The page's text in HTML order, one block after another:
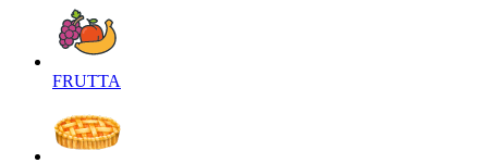
FRUTTA‎